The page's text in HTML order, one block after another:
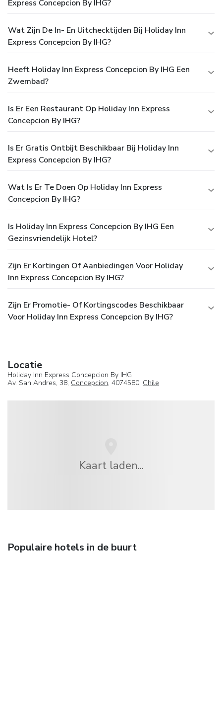
Express Concepcion By IHG?
Wat Zijn De In- En Uitchecktijden Bij Holiday Inn
Express Concepcion By IHG?
Heeft Holiday Inn Express Concepcion By IHG Een
Zwembad?
Is Er Een Restaurant Op Holiday Inn Express
Concepcion By IHG?
Is Er Gratis Ontbijt Beschikbaar Bij Holiday Inn
Express Concepcion By IHG?
Wat Is Er Te Doen Op Holiday Inn Express
Concepcion By IHG?
Is Holiday Inn Express Concepcion By IHG Een
Gezinsvriendelijk Hotel?
Zijn Er Kortingen Of Aanbiedingen Voor Holiday
Inn Express Concepcion By IHG?
Zijn Er Promotie- Of Kortingscodes Beschikbaar
Voor Holiday Inn Express Concepcion By IHG?
Locatie
Holiday Inn Express Concepcion By IHG
Av. San Andres, 38, Concepcion, 4074580, Chile
Kaart laden...
Populaire hotels in de buurt